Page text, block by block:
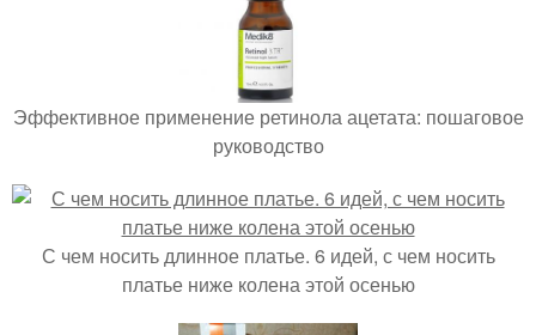
Эффективное применение ретинола ацетата: пошаговое
руководство
С чем носить длинное платье. 6 идей, с чем носить
платье ниже колена этой осенью